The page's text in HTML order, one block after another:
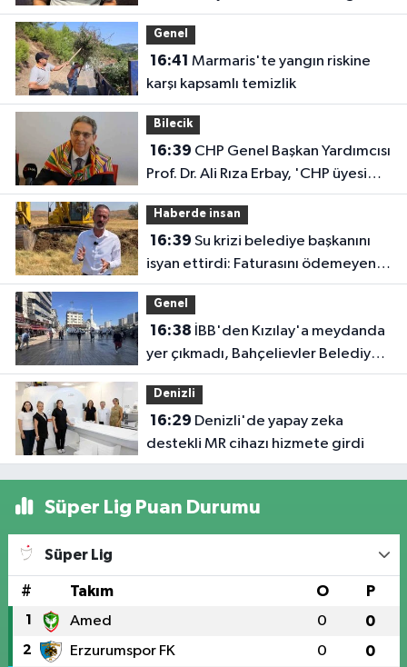
evine kavuşunca döktüğü gözyaşı
duygulandırdı
Genel
16:41
karşı kapsamlı temizlik
Bilecik
16:39
Prof. Dr. Ali Rıza Erbay, 'CHP üyesi
olmak inanç ister, emek ister, yürek
ister'
Haberde insan
16:39
isyan ettirdi: Faturasını ödemeyen
vatandaşlara böyle seslendi
Genel
16:38
yer çıkmadı, Bahçelievler Belediyesi
yer tahsis etti
Denizli
16:29
destekli MR cihazı hizmete girdi
Süper Lig Puan Durumu
Süper Lig
# Takım O P
1 Amed 0 0
2 Erzurumspor FK 0 0